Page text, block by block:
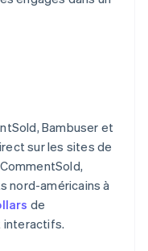
Bambuser et
sur les sites de
nord-américains à
de
interactifs.